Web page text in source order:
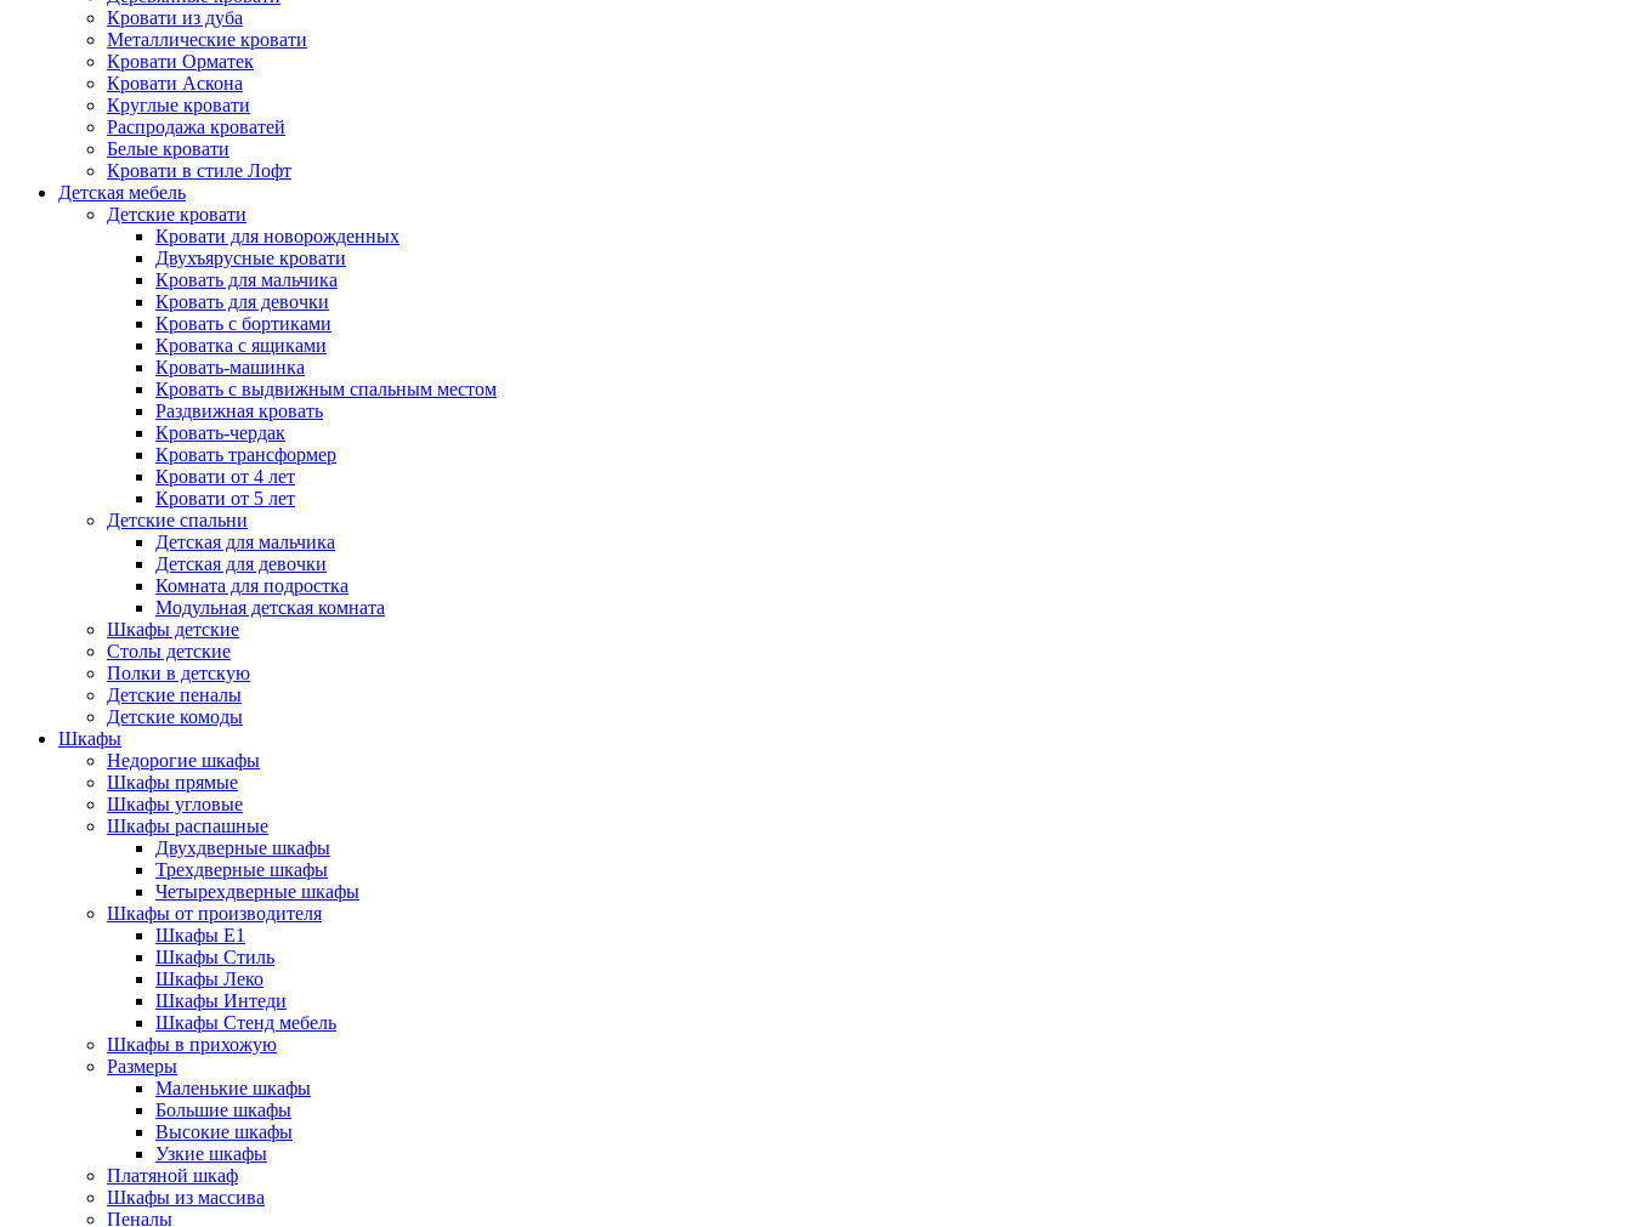
Кровати из дуба
Металлические кровати
Кровати Орматек
Кровати Аскона
Круглые кровати
Распродажа кроватей
Белые кровати
Кровати в стиле Лофт
Детская мебель
Детские кровати
Кровати для новорожденных
Двухъярусные кровати
Кровать для мальчика
Кровать для девочки
Кровать с бортиками
Кроватка с ящиками
Кровать-машинка
Кровать с выдвижным спальным местом
Раздвижная кровать
Кровать-чердак
Кровать трансформер
Кровати от 4 лет
Кровати от 5 лет
Детские спальни
Детская для мальчика
Детская для девочки
Комната для подростка
Модульная детская комната
Шкафы детские
Столы детские
Полки в детскую
Детские пеналы
Детские комоды
Шкафы
Недорогие шкафы
Шкафы прямые
Шкафы угловые
Шкафы распашные
Двухдверные шкафы
Трехдверные шкафы
Четырехдверные шкафы
Шкафы от производителя
Шкафы E1
Шкафы Стиль
Шкафы Леко
Шкафы Интеди
Шкафы Стенд мебель
Шкафы в прихожую
Размеры
Маленькие шкафы
Большие шкафы
Высокие шкафы
Узкие шкафы
Платяной шкаф
Шкафы из массива
Пеналы